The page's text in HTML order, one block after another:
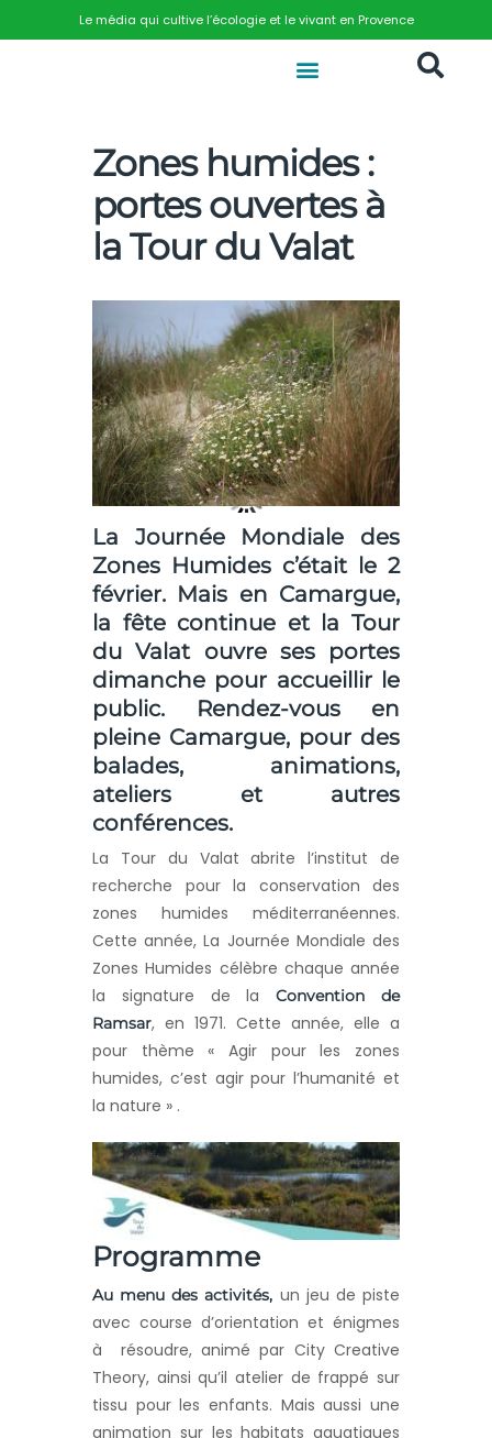
Le média qui cultive l’écologie et le vivant en Provence
Zones humides :
portes ouvertes à
la Tour du Valat
La Journée Mondiale des
Zones Humides c’était le 2
février. Mais en Camargue,
la fête continue et la Tour
du Valat ouvre ses portes
dimanche pour accueillir le
public. Rendez-vous en
pleine Camargue, pour des
balades, animations,
ateliers et autres
conférences.
La Tour du Valat abrite l’institut de
recherche pour la conservation des
zones humides méditerranéennes.
Cette année, La Journée Mondiale des
Zones Humides célèbre chaque année
la signature de laConvention de
Ramsar, en 1971. Cette année, elle a
pour thème « Agir pour les zones
humides, c’est agir pour l’humanité et
la nature » .
Programme
Au menu des activités, un jeu de piste
avec course d’orientation et énigmes
à résoudre, animé par City Creative
Theory, ainsi qu’il atelier de frappé sur
tissu pour les enfants. Mais aussi une
animation sur les habitats aquatiques